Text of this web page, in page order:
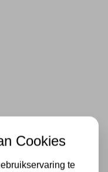
Cookies
te